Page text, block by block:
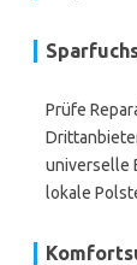
Prüfe
universelle
lokale